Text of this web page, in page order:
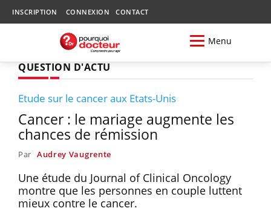
INSCRIPTION CONNEXION CONTACT
Menu
QUESTION D'ACTU
Etude sur le cancer aux Etats-Unis
Cancer : le mariage augmente les
chances de rémission
Par Audrey Vaugrente
Une étude du Journal of Clinical Oncology
montre que les personnes en couple luttent
mieux contre le cancer.